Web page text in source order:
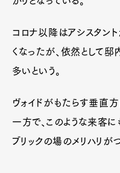
コロナ以降はアシスタン
くなったが、依然として
多いという。
ヴォイドがもたらす垂
一方で、このような来客に
ブリックの場のメリハリが